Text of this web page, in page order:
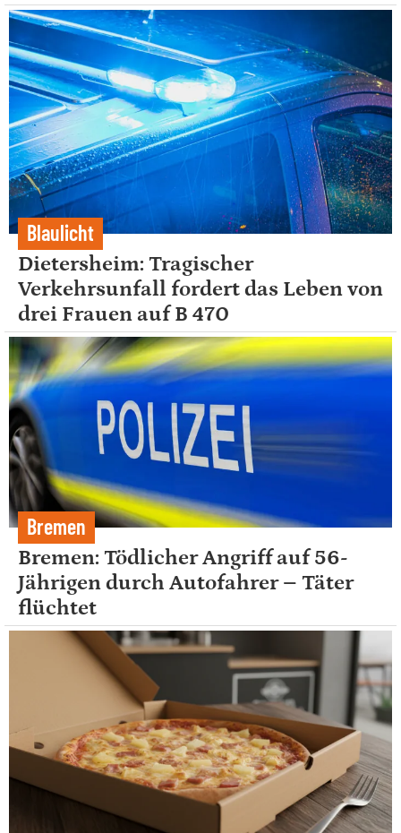
Blaulicht
Dietersheim: Tragischer
Verkehrsunfall fordert das Leben von
drei Frauen auf B 470
Bremen
Bremen: Tödlicher Angriff auf 56-
Jährigen durch Autofahrer – Täter
flüchtet